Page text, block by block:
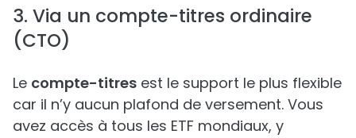
3. Via un compte-titres ordinaire
(CTO)
Le compte-titres est le support le plus flexible
car il n’y aucun plafond de versement. Vous
avez accès à tous les ETF mondiaux, y